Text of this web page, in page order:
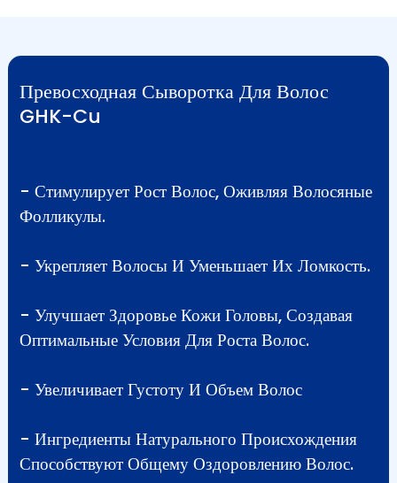
Превосходная Сыворотка Для Волос
GHK-Cu
- Стимулирует Рост Волос, Оживляя Волосяные
Фолликулы.
- Укрепляет Волосы И Уменьшает Их Ломкость.
- Улучшает Здоровье Кожи Головы, Создавая
Оптимальные Условия Для Роста Волос.
- Увеличивает Густоту И Объем Волос
- Ингредиенты Натурального Происхождения
Способствуют Общему Оздоровлению Волос.